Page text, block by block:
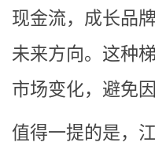
现金流，成长品
未来方向。这种
市场变化，避免
值得一提的是，